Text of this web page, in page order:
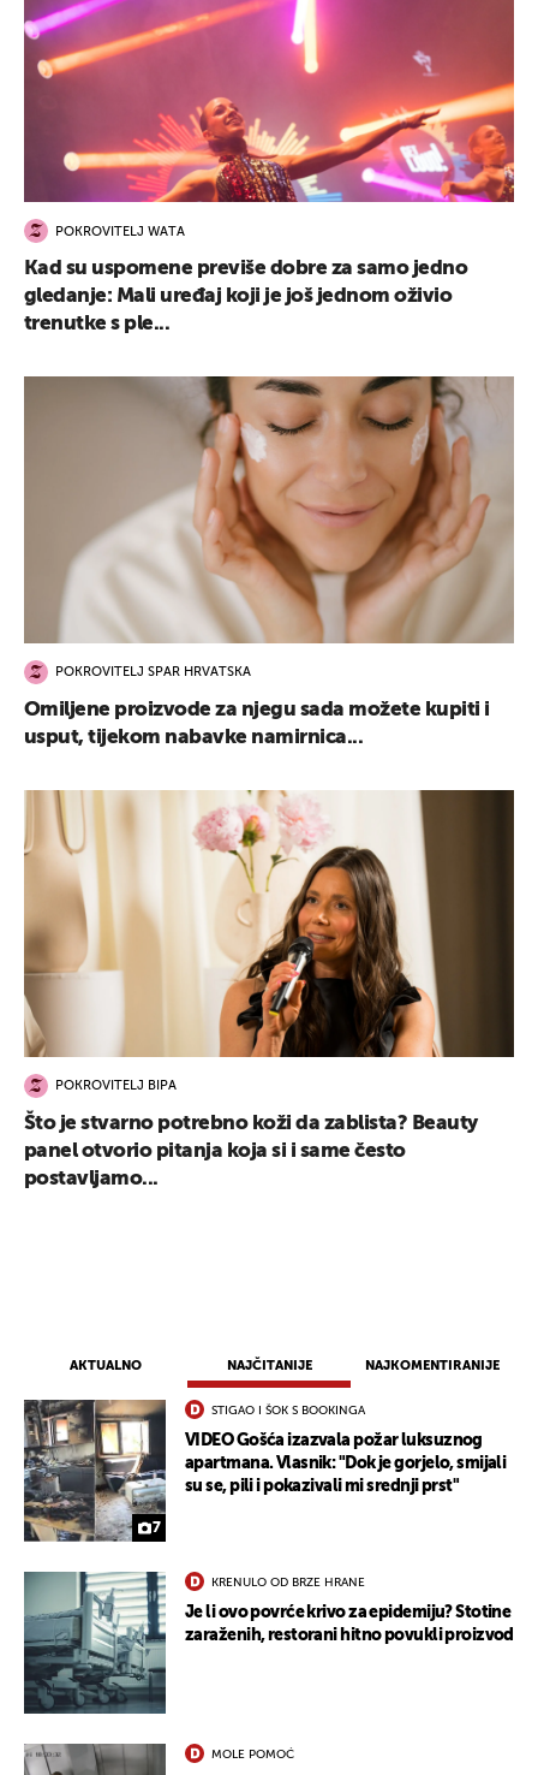
AKTUALNO NAJČITANIJE NAJKOMENTIRANIJE
7
STIGAO I ŠOK S BOOKINGA
VIDEO Gošća izazvala požar luksuznog
apartmana. Vlasnik: "Dok je gorjelo, smijali
su se, pili i pokazivali mi srednji prst"
KRENULO OD BRZE HRANE
Je li ovo povrće krivo za epidemiju? Stotine
zaraženih, restorani hitno povukli proizvod
MOLE POMOĆ
POKROVITELJ WATA
Kad su uspomene previše dobre za samo jedno
gledanje: Mali uređaj koji je još jednom oživio
trenutke s ple...
POKROVITELJ SPAR HRVATSKA
Omiljene proizvode za njegu sada možete kupiti i
usput, tijekom nabavke namirnica...
POKROVITELJ BIPA
Što je stvarno potrebno koži da zablista? Beauty
panel otvorio pitanja koja si i same često
postavljamo...